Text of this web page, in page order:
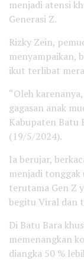
menjadi atensi
Generasi Z.
Rizky Zein,
menyampaikan,
ikut terlibat
“Oleh
gagasan anak
Kabupaten Batu
(19/5/2024).
Ia berujar,
menjadi tonggak
terutama Gen Z
begitu Viral dan
Di Batu Bara
memenangkan
diangka 50 %